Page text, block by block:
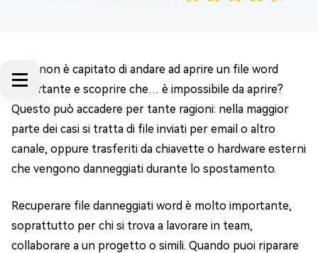
A chi non è capitato di andare ad aprire un file word
importante e scoprire che… è impossibile da aprire?
Questo può accadere per tante ragioni: nella maggior
parte dei casi si tratta di file inviati per email o altro
canale, oppure trasferiti da chiavette o hardware esterni
che vengono danneggiati durante lo spostamento.
Recuperare file danneggiati word è molto importante,
soprattutto per chi si trova a lavorare in team,
collaborare a un progetto o simili. Quando puoi riparare